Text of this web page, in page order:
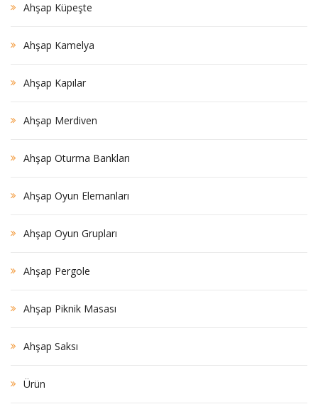
Ahşap Küpeşte
Ahşap Kamelya
Ahşap Kapılar
Ahşap Merdiven
Ahşap Oturma Bankları
Ahşap Oyun Elemanları
Ahşap Oyun Grupları
Ahşap Pergole
Ahşap Piknik Masası
Ahşap Saksı
Ürün